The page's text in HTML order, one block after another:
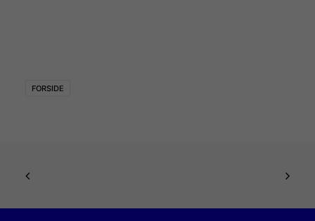
FORSIDE